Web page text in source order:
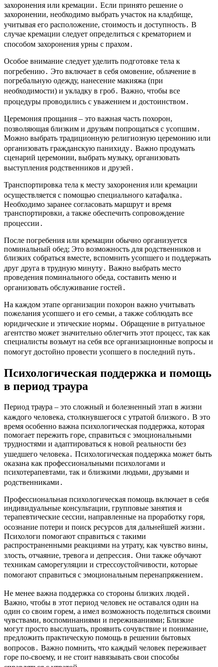
захоронения или кремации․ Если принято решение о
захоронении, необходимо выбрать участок на кладбище,
учитывая его расположение, стоимость и доступность․ В
случае кремации следует определиться с крематорием и
способом захоронения урны с прахом․
Особое внимание следует уделить подготовке тела к
погребению․ Это включает в себя омовение, облачение в
погребальную одежду, нанесение макияжа (при
необходимости) и укладку в гроб․ Важно, чтобы все
процедуры проводились с уважением и достоинством․
Церемония прощания – это важная часть похорон,
позволяющая близким и друзьям попрощаться с усопшим․
Можно выбрать традиционную религиозную церемонию или
организовать гражданскую панихиду․ Важно продумать
сценарий церемонии, выбрать музыку, организовать
выступления родственников и друзей․
Транспортировка тела к месту захоронения или кремации
осуществляется с помощью специального катафалка․
Необходимо заранее согласовать маршрут и время
транспортировки, а также обеспечить сопровождение
процессии․
После погребения или кремации обычно организуется
поминальный обед; Это возможность для родственников и
близких собраться вместе, вспомнить усопшего и поддержать
друг друга в трудную минуту․ Важно выбрать место
проведения поминального обеда, составить меню и
организовать обслуживание гостей․
На каждом этапе организации похорон важно учитывать
пожелания усопшего и его семьи, а также соблюдать все
юридические и этические нормы․ Обращение в ритуальное
агентство может значительно облегчить этот процесс, так как
специалисты возьмут на себя все организационные вопросы и
помогут достойно провести усопшего в последний путь․
Психологическая поддержка и помощь
в период траура
Период траура – это сложный и болезненный этап в жизни
каждого человека, столкнувшегося с утратой близкого․ В это
время особенно важна психологическая поддержка, которая
помогает пережить горе, справиться с эмоциональными
трудностями и адаптироваться к новой реальности без
ушедшего человека․ Психологическая поддержка может быть
оказана как профессиональными психологами и
психотерапевтами, так и близкими людьми, друзьями и
родственниками․
Профессиональная психологическая помощь включает в себя
индивидуальные консультации, групповые занятия и
терапевтические сессии, направленные на проработку горя,
осознание потери и поиск ресурсов для дальнейшей жизни․
Психологи помогают справиться с такими
распространенными реакциями на утрату, как чувство вины,
злость, отчаяние, тревога и депрессия․ Они также обучают
техникам саморегуляции и стрессоустойчивости, которые
помогают справиться с эмоциональным перенапряжением․
Не менее важна поддержка со стороны близких людей․
Важно, чтобы в этот период человек не оставался один на
один со своим горем, а имел возможность поделиться своими
чувствами, воспоминаниями и переживаниями; Близкие
могут просто выслушать, проявить сочувствие и понимание,
предложить практическую помощь в решении бытовых
вопросов․ Важно помнить, что каждый человек переживает
горе по-своему, и не стоит навязывать свои способы